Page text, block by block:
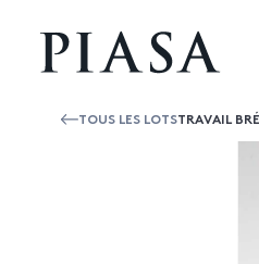
TOUS LES LOTSTRAVAIL